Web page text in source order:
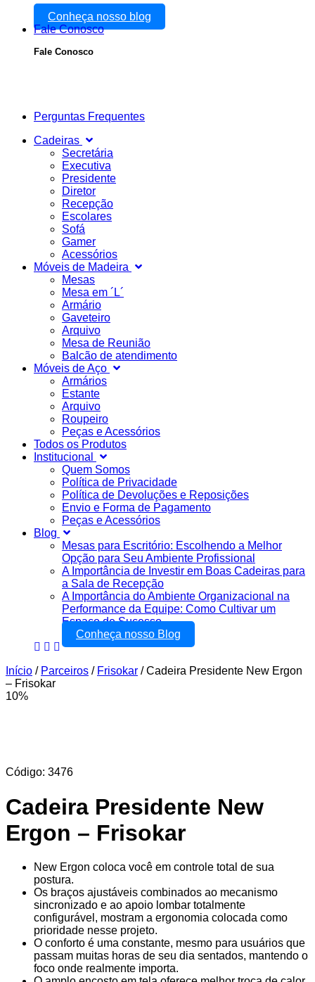
Conheça nosso blog
Fale Conosco
Fale Conosco
Perguntas Frequentes
Cadeiras
Secretária
Executiva
Presidente
Diretor
Recepção
Escolares
Sofá
Gamer
Acessórios
Móveis de Madeira
Mesas
Mesa em ´L´
Armário
Gaveteiro
Arquivo
Mesa de Reunião
Balcão de atendimento
Móveis de Aço
Armários
Estante
Arquivo
Roupeiro
Peças e Acessórios
Todos os Produtos
Institucional
Quem Somos
Política de Privacidade
Política de Devoluções e Reposições
Envio e Forma de Pagamento
Peças e Acessórios
Blog
Mesas para Escritório: Escolhendo a Melhor
Opção para Seu Ambiente Profissional
A Importância de Investir em Boas Cadeiras para
a Sala de Recepção
A Importância do Ambiente Organizacional na
Performance da Equipe: Como Cultivar um
Espaço de Sucesso
Conheça nosso Blog
Início / Parceiros / Frisokar / Cadeira Presidente New Ergon
– Frisokar
10%
Código: 3476
Cadeira Presidente New
Ergon – Frisokar
New Ergon coloca você em controle total de sua
postura.
Os braços ajustáveis combinados ao mecanismo
sincronizado e ao apoio lombar totalmente
configurável, mostram a ergonomia colocada como
prioridade nesse projeto.
O conforto é uma constante, mesmo para usuários que
passam muitas horas de seu dia sentados, mantendo o
foco onde realmente importa.